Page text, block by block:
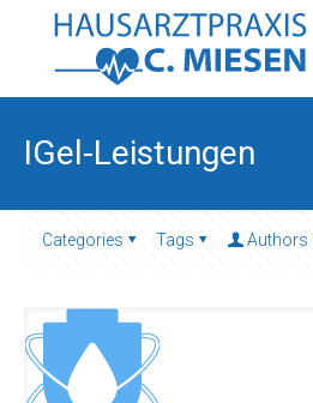
IGel-Leistungen
Categories Tags Authors